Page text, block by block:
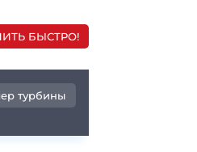
БЫСТРО!
турбины